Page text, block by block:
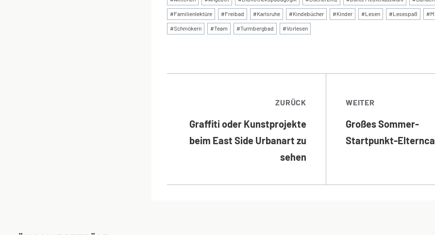
#Familienlektüre #Freibad #Karlsruhe #Kindebücher #Kinder #Lesen #Lesespaß #
#Schmökern #Team #Turmbergbad #Vorlesen
ZURÜCK
Graffiti oder Kunstprojekte
beim East Side Urbanart zu
sehen
WEITER
Großes Sommer-
Startpunkt-